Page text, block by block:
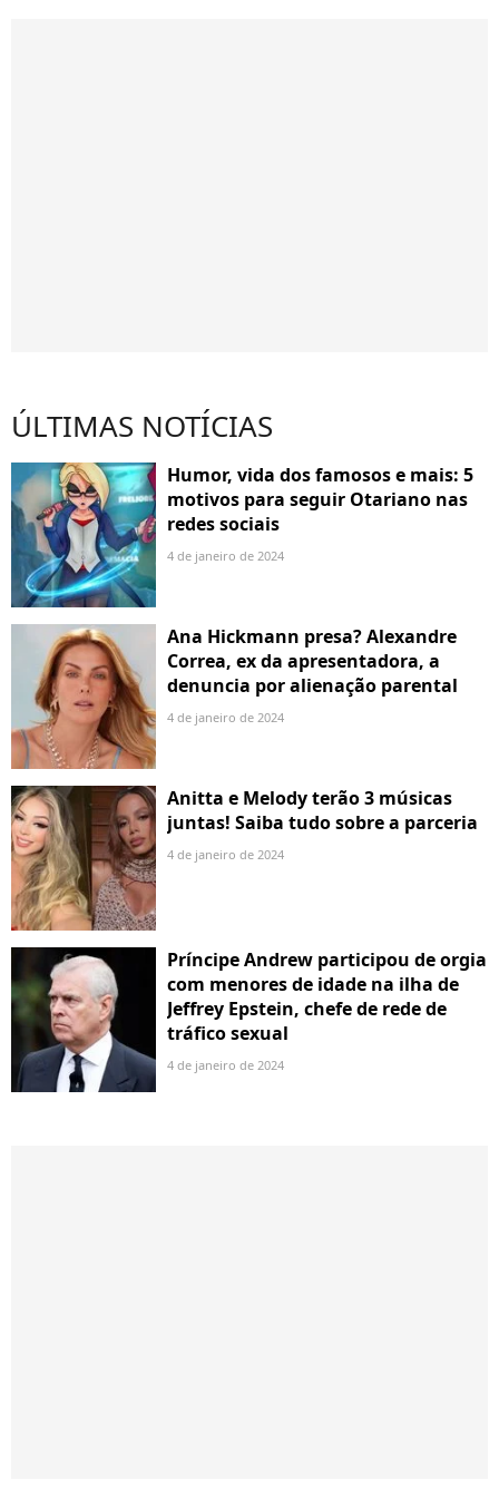
ÚLTIMAS NOTÍCIAS
Humor, vida dos famosos e mais: 5
motivos para seguir Otariano nas
redes sociais
4 de janeiro de 2024
Ana Hickmann presa? Alexandre
Correa, ex da apresentadora, a
denuncia por alienação parental
4 de janeiro de 2024
Anitta e Melody terão 3 músicas
juntas! Saiba tudo sobre a parceria
4 de janeiro de 2024
Príncipe Andrew participou de orgia
com menores de idade na ilha de
Jeffrey Epstein, chefe de rede de
tráfico sexual
4 de janeiro de 2024